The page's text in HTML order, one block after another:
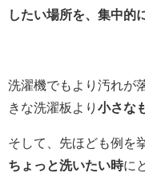
したい場所を、集中的
洗濯機でもより汚れが
きな洗濯板より 小さな
そして、先ほども例を
ちょっと洗いたい時に